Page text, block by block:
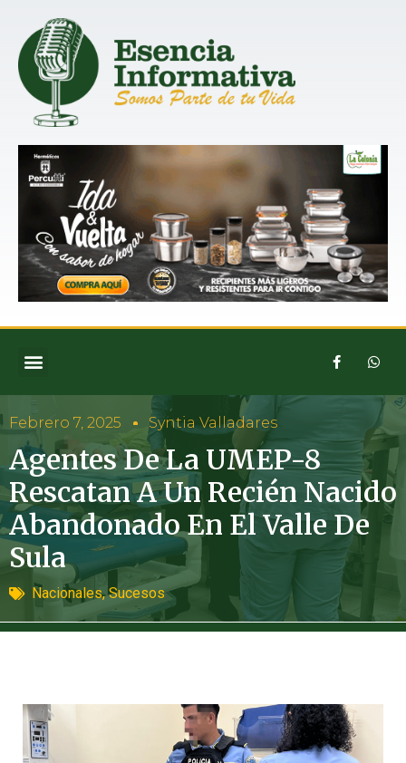
Febrero 7, 2025 Syntia Valladares
Agentes De La UMEP-8
Rescatan A Un Recién Nacido
Abandonado En El Valle De
Sula
Nacionales,Sucesos